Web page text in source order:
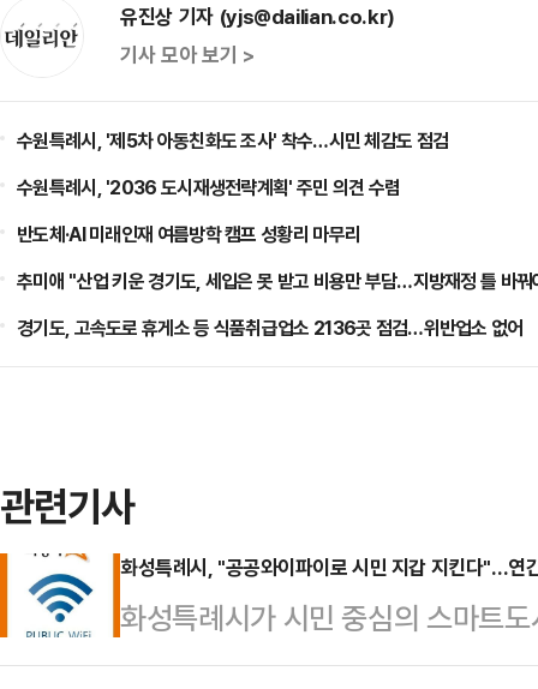
유진상 기자 (yjs@dailian.co.kr)
기사 모아 보기 >
수원특례시, '제5차 아동친화도 조사' 착수…시민 체감도 점검
수원특례시, '2036 도시재생전략계획' 주민 의견 수렴
반도체·AI 미래인재 여름방학 캠프 성황리 마무리
추미애 "산업 키운 경기도, 세입은 못 받고 비용만 부담…지방재정 틀 바
경기도, 고속도로 휴게소 등 식품취급업소 2136곳 점검…위반업소 없어
관련기사
화성특례시, "공공와이파이로 시민 지갑 지킨다"…연
화성특례시가 시민 중심의 스마트
화와 디지털 복지 실현에 앞장서고